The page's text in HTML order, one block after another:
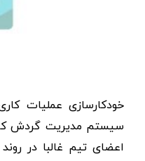
خودکارسازی عملیات
سیستم مدیریت گردش
اعضای تیم غالبا در